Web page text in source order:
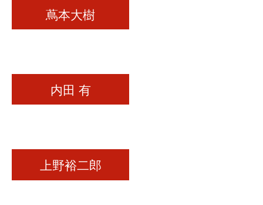
蔦本大樹
内田 有
上野裕二郎